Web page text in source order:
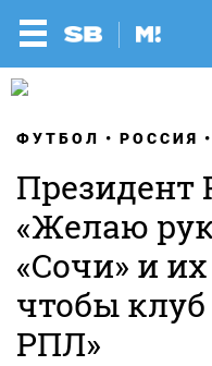
ФУТБОЛ РОССИЯ
Президент
«Желаю
«Сочи» и
чтобы
РПЛ»